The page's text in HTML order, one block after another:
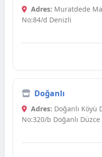
Adres: Muratdede
No:84/d Denizli
Doğanlı
Adres: Doğanlı Köyü
No:320/b Doğanlı Düzce